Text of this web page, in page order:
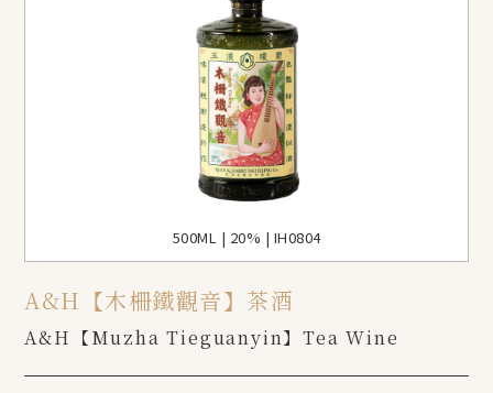
500ML | 20% | IH0804
A&H【木柵鐵觀音】茶酒
A&H【Muzha Tieguanyin】Tea Wine